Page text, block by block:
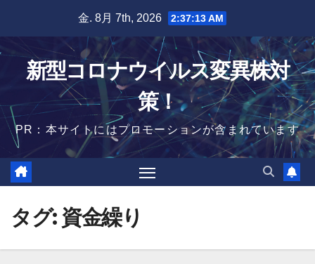
content
金. 8月 7th, 2026 2:37:14 AM
新型コロナウイルス変異株対
策！
PR：本サイトにはプロモーションが含まれています
タグ:資金繰り